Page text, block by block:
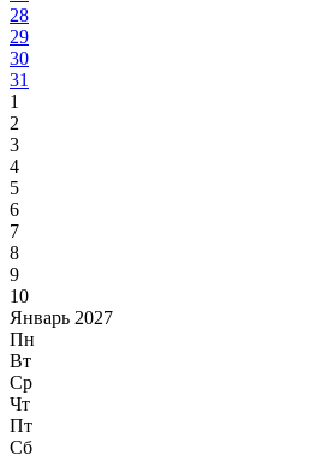
28
29
30
31
1
2
3
4
5
6
7
8
9
10
Январь 2027
Пн
Вт
Ср
Чт
Пт
Сб